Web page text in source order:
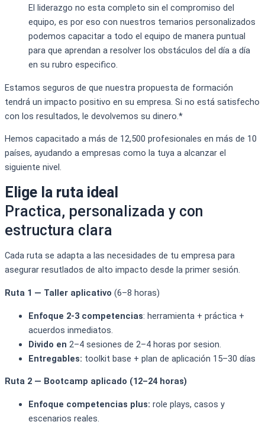
El liderazgo no esta completo sin el compromiso del
equipo, es por eso con nuestros temarios personalizados
podemos capacitar a todo el equipo de manera puntual
para que aprendan a resolver los obstáculos del día a día
en su rubro especifico.
Estamos seguros de que nuestra propuesta de formación
tendrá un impacto positivo en su empresa. Si no está satisfecho
con los resultados, le devolvemos su dinero.*
Hemos capacitado a más de 12,500 profesionales en más de 10
países, ayudando a empresas como la tuya a alcanzar el
siguiente nivel.
Elige la ruta ideal
Practica, personalizada y con
estructura clara​
Cada ruta se adapta a las necesidades de tu empresa para
asegurar resutlados de alto impacto desde la primer sesión.
Ruta 1 — Taller aplicativo (6–8 horas)
Enfoque 2-3 competencias: herramienta + práctica +
acuerdos inmediatos.
Divido en 2–4 sesiones de 2–4 horas por sesion.
Entregables: toolkit base + plan de aplicación 15–30 días
Ruta 2 — Bootcamp aplicado (12–24 horas)
Enfoque competencias plus: role plays, casos y
escenarios reales.